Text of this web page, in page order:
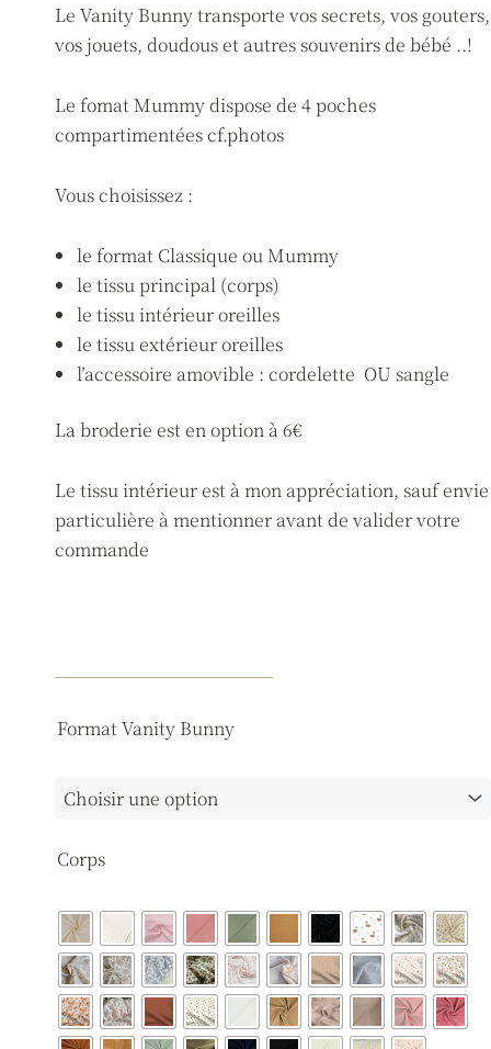
à
76,00 €
Le Vanity Bunny transporte vos secrets, vos gouters,
vos jouets, doudous et autres souvenirs de bébé ..!
Le fomat Mummy dispose de 4 poches
compartimentées cf.photos
Vous choisissez :
le format Classique ou Mummy
le tissu principal (corps)
le tissu intérieur oreilles
le tissu extérieur oreilles
l’accessoire amovible : cordelette OU sangle
La broderie est en option à 6€
Le tissu intérieur est à mon appréciation, sauf envie
particulière à mentionner avant de valider votre
commande
Format Vanity Bunny
Corps
de
Bunny